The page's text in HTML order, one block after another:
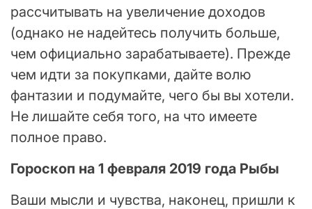
рассчитывать на увеличение доходов
(однако не надейтесь получить больше,
чем официально зарабатываете). Прежде
чем идти за покупками, дайте волю
фантазии и подумайте, чего бы вы хотели.
Не лишайте себя того, на что имеете
полное право.
Гороскоп на 1 февраля 2019 года Рыбы
Ваши мысли и чувства, наконец, пришли к